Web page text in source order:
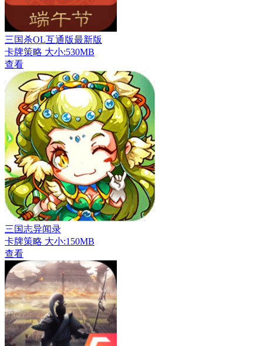
三国杀OL互通版最新版
卡牌策略 大小:530MB
查看
三国志异闻录
卡牌策略 大小:150MB
查看